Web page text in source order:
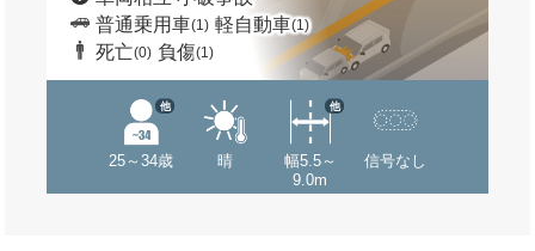
普通乗用車(1) 軽自動車(1)
死亡(0) 負傷(1)
25～34歳
他
晴
幅5.5～
9.0m
他
信号なし